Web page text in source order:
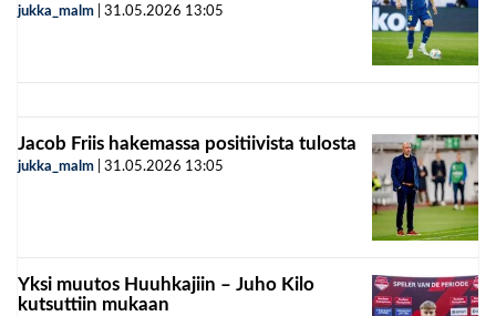
jukka_malm 31.05.2026 13:05
Jacob Friis hakemassa positiivista tulosta
jukka_malm 31.05.2026 13:05
Yksi muutos Huuhkajiin – Juho Kilo
kutsuttiin mukaan